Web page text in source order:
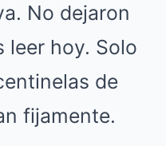
No dejaron
leer hoy. Solo
de
fijamente.